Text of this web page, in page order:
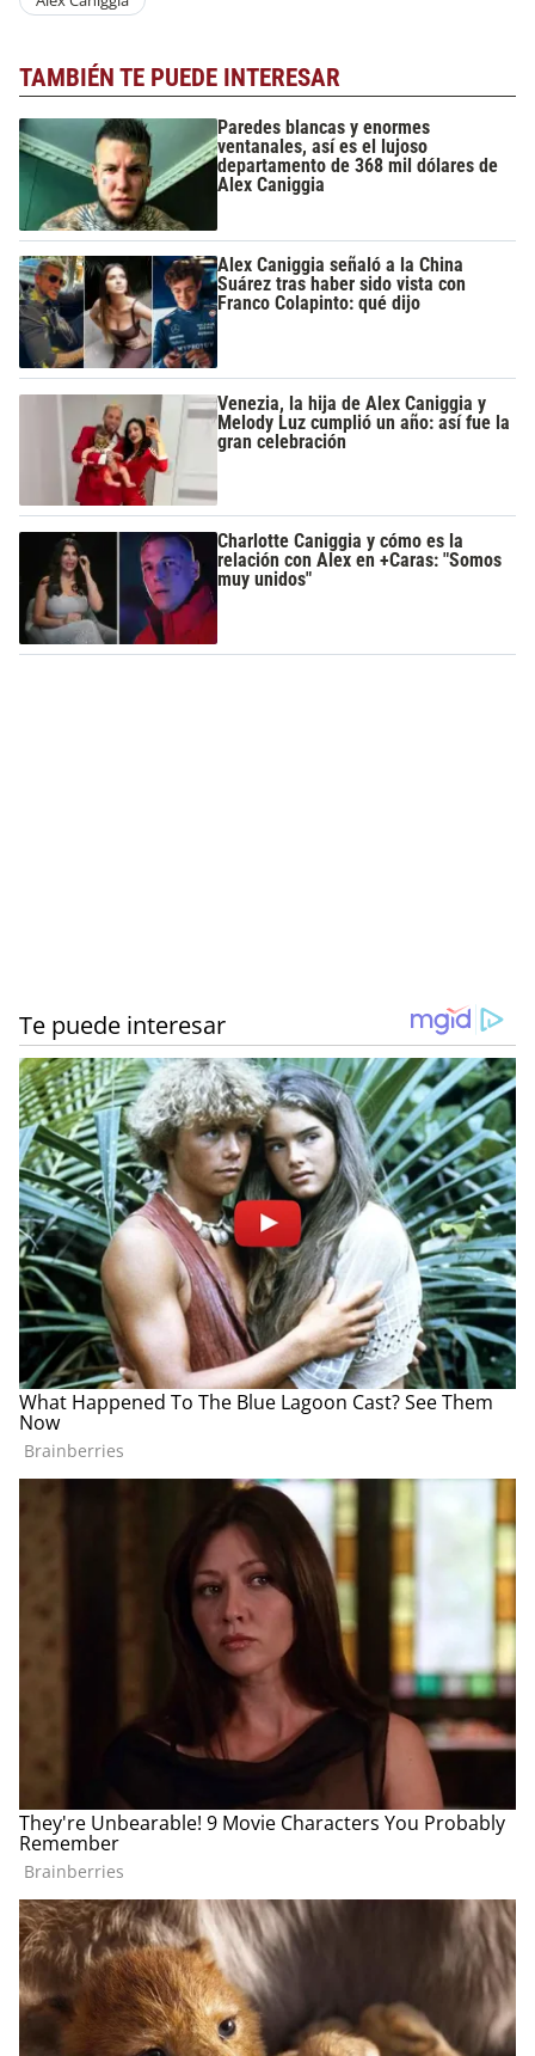
TAMBIÉN TE PUEDE INTERESAR
Paredes blancas y enormes
ventanales, así es el lujoso
departamento de 368 mil dólares de
Alex Caniggia
Alex Caniggia señaló a la China
Suárez tras haber sido vista con
Franco Colapinto: qué dijo
Venezia, la hija de Alex Caniggia y
Melody Luz cumplió un año: así fue la
gran celebración
Charlotte Caniggia y cómo es la
relación con Alex en +Caras: "Somos
muy unidos"